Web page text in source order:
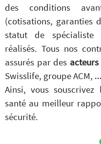
des conditions
(cotisations, garanties
statut de spécialiste
réalisés. Tous nos
assurés par des
Swisslife, groupe ACM,
Ainsi, vous
santé au meilleur
sécurité.